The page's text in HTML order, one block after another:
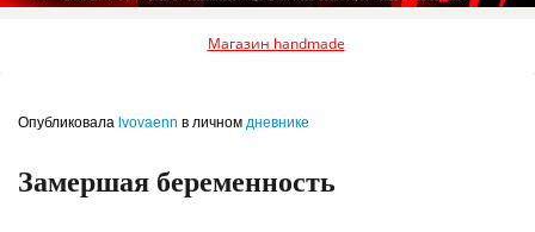
Магазин handmade
Опубликовала lvovaenn в личном дневнике
Замершая беременность